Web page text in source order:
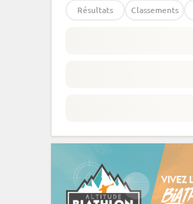
Résultats Classements